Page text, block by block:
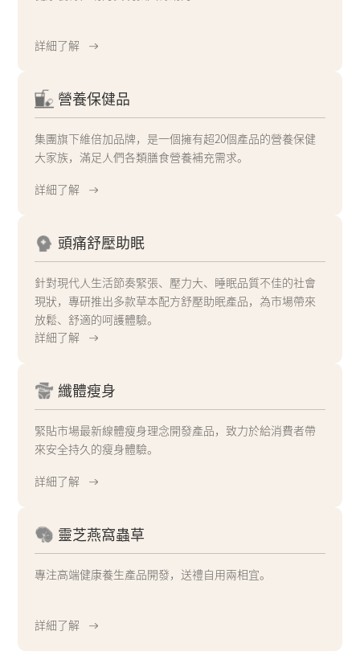
詳細了解
營養保健品
集團旗下維倍加品牌，是一個擁有超20個產品的營養保健
大家族，滿足人們各類膳食營養補充需求。
詳細了解
頭痛舒壓助眠
針對現代人生活節奏緊張、壓力大、睡眠品質不佳的社會
現狀，專研推出多款草本配方舒壓助眠產品，為市場帶來
放鬆、舒適的呵護體驗。
詳細了解
纖體瘦身
緊貼市場最新線體瘦身理念開發產品，致力於給消費者帶
來安全持久的瘦身體驗。
詳細了解
靈芝燕窩蟲草
專注高端健康養生產品開發，送禮自用兩相宜。
詳細了解